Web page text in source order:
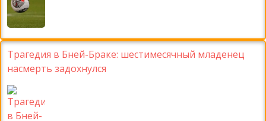
Трагедия в Бней-Браке: шестимесячный младенец
насмерть задохнулся